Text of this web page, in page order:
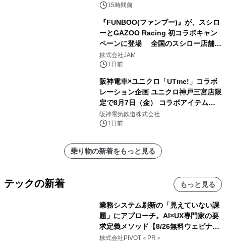
15時間前
『FUNBOO(ファンブー)』が、スシロ
ーとGAZOO Racing 初コラボキャン
ペーンに登場 全国のスシロー店舗で
GR 4車種の FUNBOO(ミニカー)付き
メニューが展開されます
株式会社JAM
1日前
阪神電車×ユニクロ「UTme!」コラボ
レーション企画 ユニクロ神戸三宮店限
定で8月7日（金） コラボアイテムが
発売決定！
阪神電気鉄道株式会社
1日前
乗り物の新着をもっと見る
テックの新着 もっと見る
業務システム刷新の「見えていない課
題」にアプローチ。AI×UX専門家の要
求定義メソッド【8/26無料ウェビナ
ー】株式会社PIVOT
株式会社PIVOT＜PR＞